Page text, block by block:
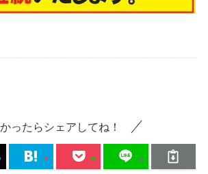
ったらシェアしてね！